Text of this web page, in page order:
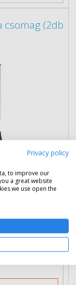
csomag (2db
Ft)
Ft) / db
meg?
Privacy policy
to improve our
a great website
we use open the